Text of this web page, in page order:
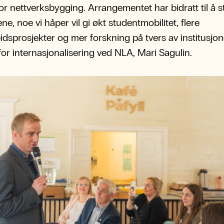
nettverksbygging. Arrangementet har bidratt til å
noe vi håper vil gi økt studentmobilitet, flere
og mer forskning på tvers av
internasjonalisering ved NLA, Mari Sagulin.